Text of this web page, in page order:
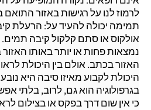
לרמוז לנו על רגישות באזור
תמימה יכולה להעיד על: הרעלת
אולקוס או סתם קלקול קיבה
נמצאות פחות או יותר באותו האזור
האזור בכתב. אולם בין היכולת
היכולת לקבוע מאיזו סיבה היא
בגרפולוגיה הוא גם, לרוב, בלתי
כי אין שום דרך בפקס או בצילום